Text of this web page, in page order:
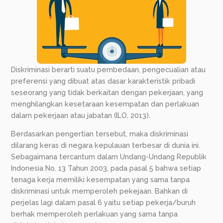
Diskriminasi berarti suatu pembedaan, pengecualian atau
preferensi yang dibuat atas dasar karakteristik pribadi
seseorang yang tidak berkaitan dengan pekerjaan, yang
menghilangkan kesetaraan kesempatan dan perlakuan
dalam pekerjaan atau jabatan (ILO, 2013).
Berdasarkan pengertian tersebut, maka diskriminasi
dilarang keras di negara kepulauan terbesar di dunia ini.
Sebagaimana tercantum dalam Undang-Undang Republik
Indonesia No. 13 Tahun 2003, pada pasal 5 bahwa setiap
tenaga kerja memiliki kesempatan yang sama tanpa
diskriminasi untuk memperoleh pekejaan. Bahkan di
perjelas lagi dalam pasal 6 yaitu setiap pekerja/buruh
berhak memperoleh perlakuan yang sama tanpa